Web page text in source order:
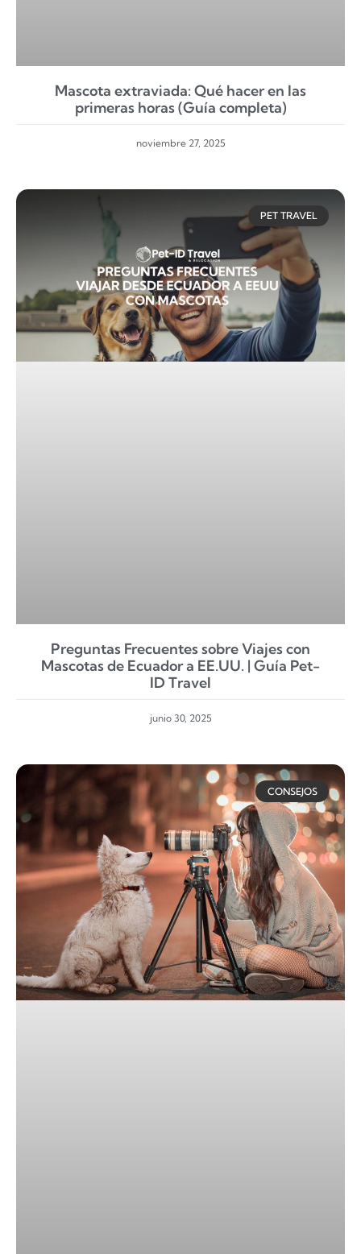
Mascota extraviada: Qué hacer en las
primeras horas (Guía completa)
noviembre 27, 2025
PET TRAVEL
Preguntas Frecuentes sobre Viajes con
Mascotas de Ecuador a EE.UU. | Guía Pet-
ID Travel
junio 30, 2025
CONSEJOS